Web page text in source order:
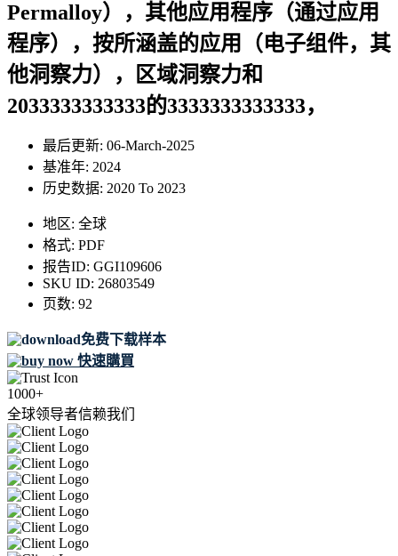
Permalloy），其他应用程序（通过应用
程序），按所涵盖的应用（电子组件，其
他洞察力），区域洞察力和
2033333333333的3333333333333，
最后更新: 06-March-2025
基准年: 2024
历史数据: 2020 To 2023
地区: 全球
格式: PDF
报告ID: GGI109606
SKU ID: 26803549
页数: 92
免费下载样本
快速購買
1000+
全球领导者信赖我们